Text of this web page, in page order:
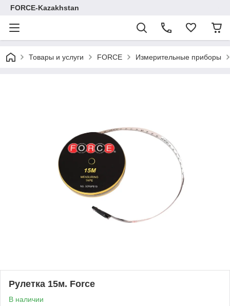
FORCE-Kazakhstan
Товары и услуги FORCE Измерительные приборы
Рулетка 15м. Force
В наличии